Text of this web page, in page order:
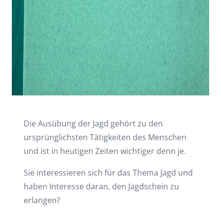
Die Ausübung der Jagd gehört zu den
ursprünglichsten Tätigkeiten des Menschen
und ist in heutigen Zeiten wichtiger denn je.
Sie interessieren sich für das Thema Jagd und
haben Interesse daran, den Jagdschein zu
erlangen?